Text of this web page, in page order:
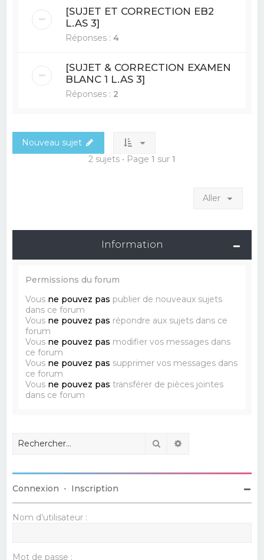
[SUJET ET CORRECTION EB2
L.AS 3]
Réponses :4
[SUJET & CORRECTION EXAMEN
BLANC 1 L.AS 3]
Réponses : 2
Nouveau sujet
2 sujets • Page 1 sur 1
Aller
Information
Permissions du forum
Vous ne pouvez pas publier de nouveaux sujets
dans ce forum
Vous ne pouvez pas répondre aux sujets dans ce
forum
Vous ne pouvez pas modifier vos messages dans
ce forum
Vous ne pouvez pas supprimer vos messages dans
ce forum
Vous ne pouvez pas transférer de pièces jointes
dans ce forum
Rechercher
Connexion • Inscription
Nom d’utilisateur :
Mot de passe :